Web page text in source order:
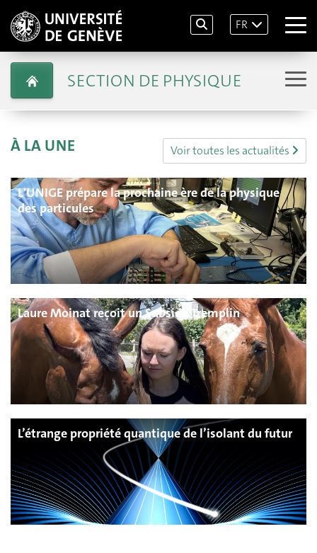
FR
SECTION DE PHYSIQUE
À LA UNE Voir toutes les actualités
L'UNIGE prépare la prochaine ère de la physique
des particules
Laure Moinat reçoit un Subside Tremplin
L’étrange propriété quantique de l’isolant du futur